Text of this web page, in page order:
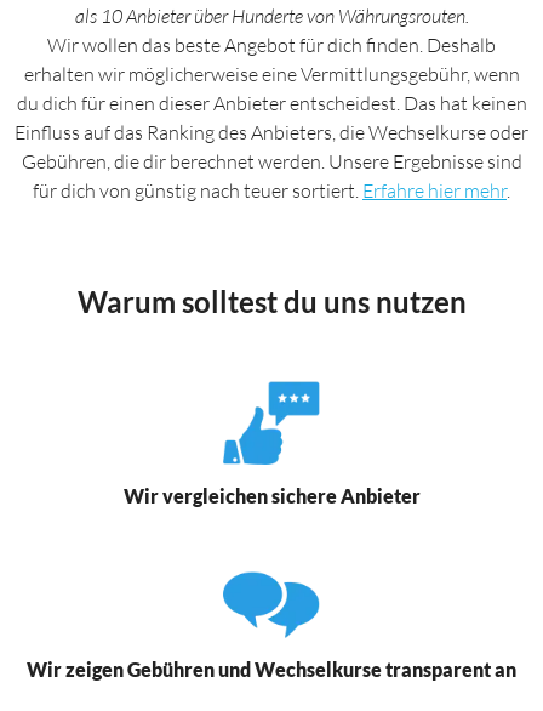
als 10 Anbieter über Hunderte von Währungsrouten.
Wir wollen das beste Angebot für dich finden. Deshalb
erhalten wir möglicherweise eine Vermittlungsgebühr, wenn
du dich für einen dieser Anbieter entscheidest. Das hat keinen
Einfluss auf das Ranking des Anbieters, die Wechselkurse oder
Gebühren, die dir berechnet werden. Unsere Ergebnisse sind
für dich von günstig nach teuer sortiert. Erfahre hier mehr.
Warum solltest du uns nutzen
Wir vergleichen sichere Anbieter
Wir zeigen Gebühren und Wechselkurse transparent an